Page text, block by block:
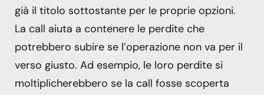
già il titolo sottostante per le proprie opzioni.
La call aiuta a contenere le perdite che
potrebbero subire se l’operazione non va per il
verso giusto. Ad esempio, le loro perdite si
moltiplicherebbero se la call fosse scoperta